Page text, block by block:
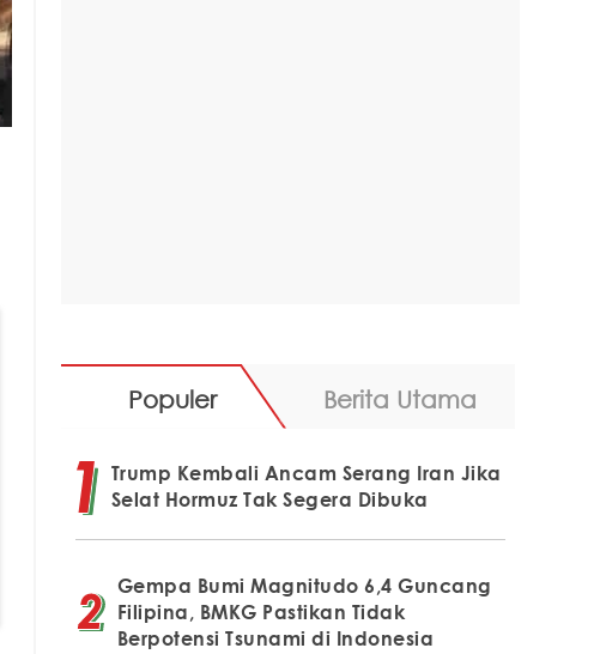
Populer Berita Utama
Trump Kembali Ancam Serang Iran Jika
Selat Hormuz Tak Segera Dibuka
Gempa Bumi Magnitudo 6,4 Guncang
Filipina, BMKG Pastikan Tidak
Berpotensi Tsunami di Indonesia